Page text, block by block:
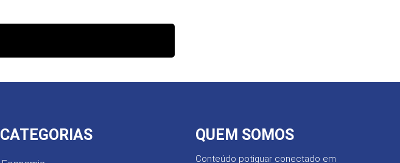
CATEGORIAS QUEM SOMOS
Conteúdo potiguar conectado em